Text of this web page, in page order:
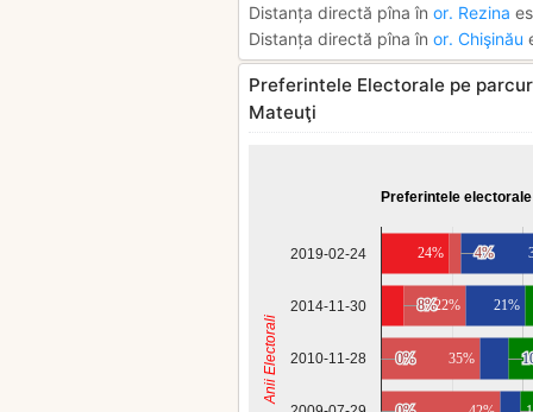
Distanța directă pîna în or. Rezina
Distanța directă pîna în or. Chişinău
Preferintele Electorale pe
Mateuţi
Preferintele
2019-02-24
2014-11-30
2010-11-28
24%
8%
8%
0%
0%
4%
4%
22%
35%
21%
Anii Electorali